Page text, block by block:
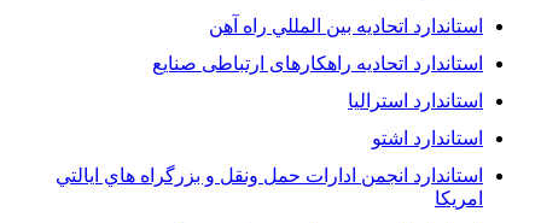
استاندارد اتحاديه بين المللي راه آهن
استاندارد اتحادیه راهکارهای ارتباطی صنایع
استاندارد استرالیا
استاندارد اشتو
استاندارد انجمن ادارات حمل ونقل و بزرگراه هاي ايالتي
امريکا